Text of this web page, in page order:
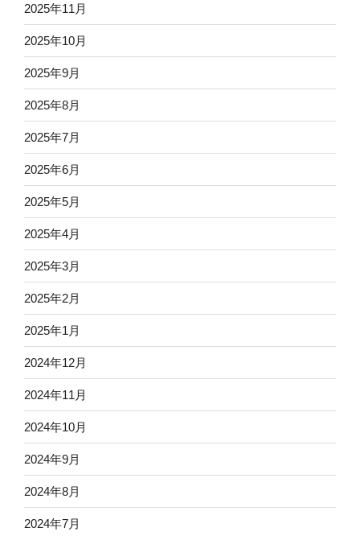
2025年11月
2025年10月
2025年9月
2025年8月
2025年7月
2025年6月
2025年5月
2025年4月
2025年3月
2025年2月
2025年1月
2024年12月
2024年11月
2024年10月
2024年9月
2024年8月
2024年7月